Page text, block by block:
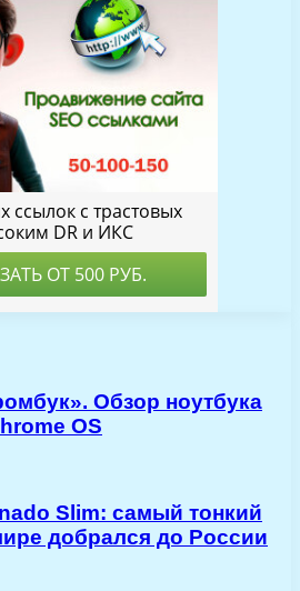
Обзор ноутбука
OS
Slim: самый тонкий
добрался до России